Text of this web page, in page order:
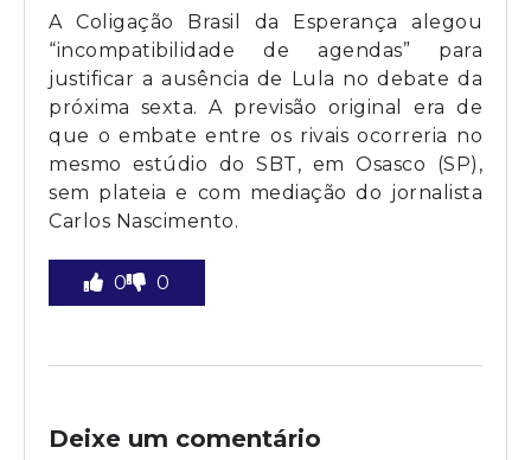
A Coligação Brasil da Esperança alegou
“incompatibilidade de agendas” para
justificar a ausência de Lula no debate da
próxima sexta. A previsão original era de
que o embate entre os rivais ocorreria no
mesmo estúdio do SBT, em Osasco (SP),
sem plateia e com mediação do jornalista
Carlos Nascimento.
0 0
Deixe um comentário